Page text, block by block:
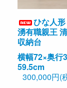
ひな人
湧有職親王
収納台
横幅72×奥行
59.5cm
300,000円(